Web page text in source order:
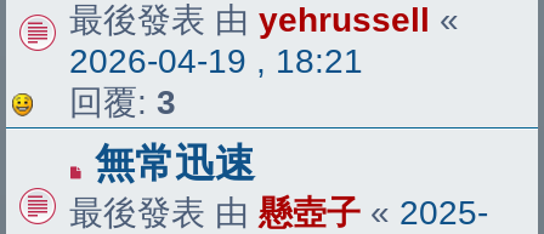
最後發表 由 yehrussell «
2026-04-19 , 18:21
回覆: 3
無常迅速
最後發表 由 懸壺子 « 2025-